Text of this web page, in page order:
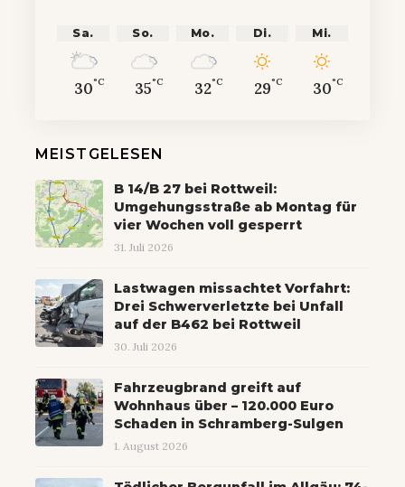
Sa.
30°C
So.
35°C
Mo.
32°C
Di.
29°C
Mi.
30°C
MEISTGELESEN
B 14/B 27 bei Rottweil:
Umgehungsstraße ab Montag für
vier Wochen voll gesperrt
31. Juli 2026
Lastwagen missachtet Vorfahrt:
Drei Schwerverletzte bei Unfall
auf der B462 bei Rottweil
30. Juli 2026
Fahrzeugbrand greift auf
Wohnhaus über – 120.000 Euro
Schaden in Schramberg-Sulgen
1. August 2026